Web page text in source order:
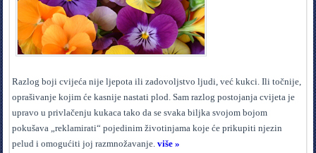
Razlog boji cvijeća nije ljepota ili zadovoljstvo ljudi, već kukci. Ili točnije,
oprašivanje kojim će kasnije nastati plod. Sam razlog postojanja cvijeta je
upravo u privlačenju kukaca tako da se svaka biljka svojom bojom
pokušava „reklamirati“ pojedinim životinjama koje će prikupiti njezin
pelud i omogućiti joj razmnožavanje.više »